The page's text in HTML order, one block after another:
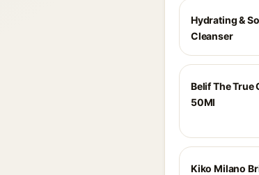
Hydrating &
Cleanser
Belif The True
50Ml
Kiko Milano